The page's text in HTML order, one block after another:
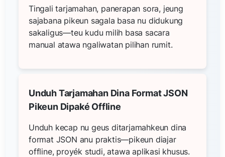
Tingali tarjamahan, panerapan sora, jeung
sajabana pikeun sagala basa nu didukung
sakaligus—teu kudu milih basa sacara
manual atawa ngaliwatan pilihan rumit.
Unduh Tarjamahan Dina Format JSON
Pikeun Dipaké Offline
Unduh kecap nu geus ditarjamahkeun dina
format JSON anu praktis—pikeun diajar
offline, proyék studi, atawa aplikasi khusus.